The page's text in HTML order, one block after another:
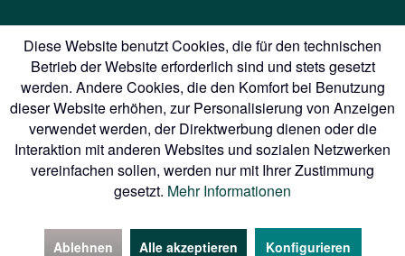
Diese Website benutzt Cookies, die für den technischen
Betrieb der Website erforderlich sind und stets gesetzt
werden. Andere Cookies, die den Komfort bei Benutzung
dieser Website erhöhen, zur Personalisierung von Anzeigen
verwendet werden, der Direktwerbung dienen oder die
Interaktion mit anderen Websites und sozialen Netzwerken
vereinfachen sollen, werden nur mit Ihrer Zustimmung
gesetzt. Mehr Informationen
Ablehnen Alle akzeptieren Konfigurieren